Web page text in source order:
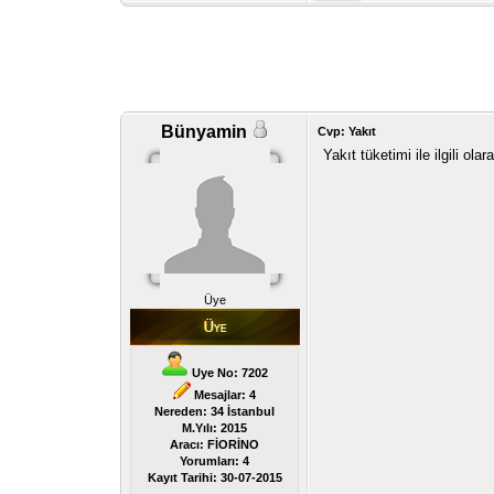
Bünyamin
Üye
Uye No: 7202
Mesajlar: 4
Nereden: 34 İstanbul
M.Yılı: 2015
Aracı: FİORİNO
Yorumları:4
Kayıt Tarihi: 30-07-2015
Cvp: Yakıt
Yakıt tüketimi ile ilgili